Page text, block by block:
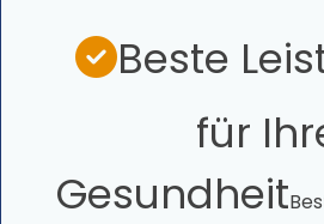
Beste
für
Gesundheit